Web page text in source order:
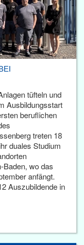
tüfteln und
Ausbildungsstart
beruflichen
treten 18
duales Studium
Baden, wo das
anfängt.
Auszubildende in